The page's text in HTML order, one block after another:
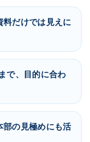
料だけでは見えに
で、目的に合わ
部の見極めにも活